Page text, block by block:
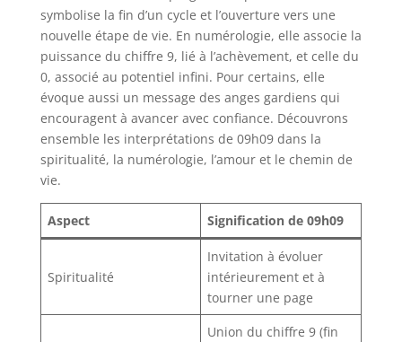
symbolise la fin d’un cycle et l’ouverture vers une
nouvelle étape de vie. En numérologie, elle associe la
puissance du chiffre 9, lié à l’achèvement, et celle du
0, associé au potentiel infini. Pour certains, elle
évoque aussi un message des anges gardiens qui
encouragent à avancer avec confiance. Découvrons
ensemble les interprétations de 09h09 dans la
spiritualité, la numérologie, l’amour et le chemin de
vie.
Aspect Signification de 09h09
Spiritualité
Invitation à évoluer
intérieurement et à
tourner une page
Union du chiffre 9 (fin